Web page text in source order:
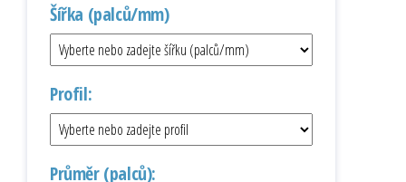
Šířka (palců/mm)
Profil:
Průměr (palců):